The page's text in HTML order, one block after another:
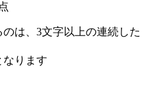
は、3文字以上の連続した
なります